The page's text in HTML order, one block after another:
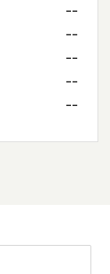
--
--
--
--
--